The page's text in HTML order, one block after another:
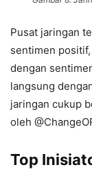
Pusat jaringan
sentimen
dengan
langsung
jaringan cukup
oleh
Top